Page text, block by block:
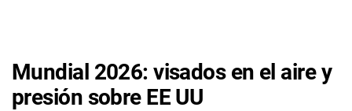
Mundial 2026: visados en el aire y
presión sobre EE UU